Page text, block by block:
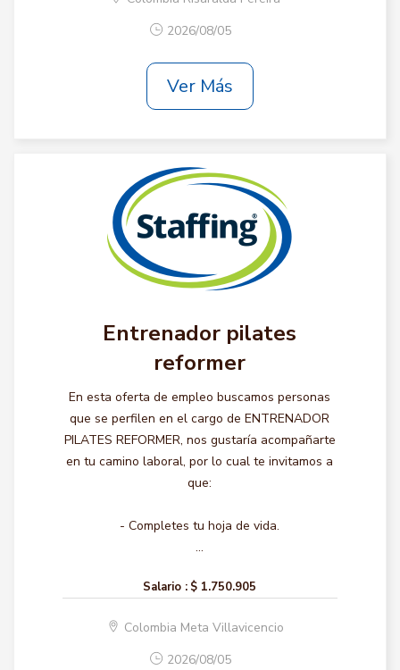
2026/08/05
Ver Más
Entrenador pilates
reformer
En esta oferta de empleo buscamos personas
que se perfilen en el cargo de ENTRENADOR
PILATES REFORMER, nos gustaría acompañarte
en tu camino laboral, por lo cual te invitamos a
que:
- Completes tu hoja de vida.
...
Salario : $ 1.750.905
Colombia Meta Villavicencio
2026/08/05